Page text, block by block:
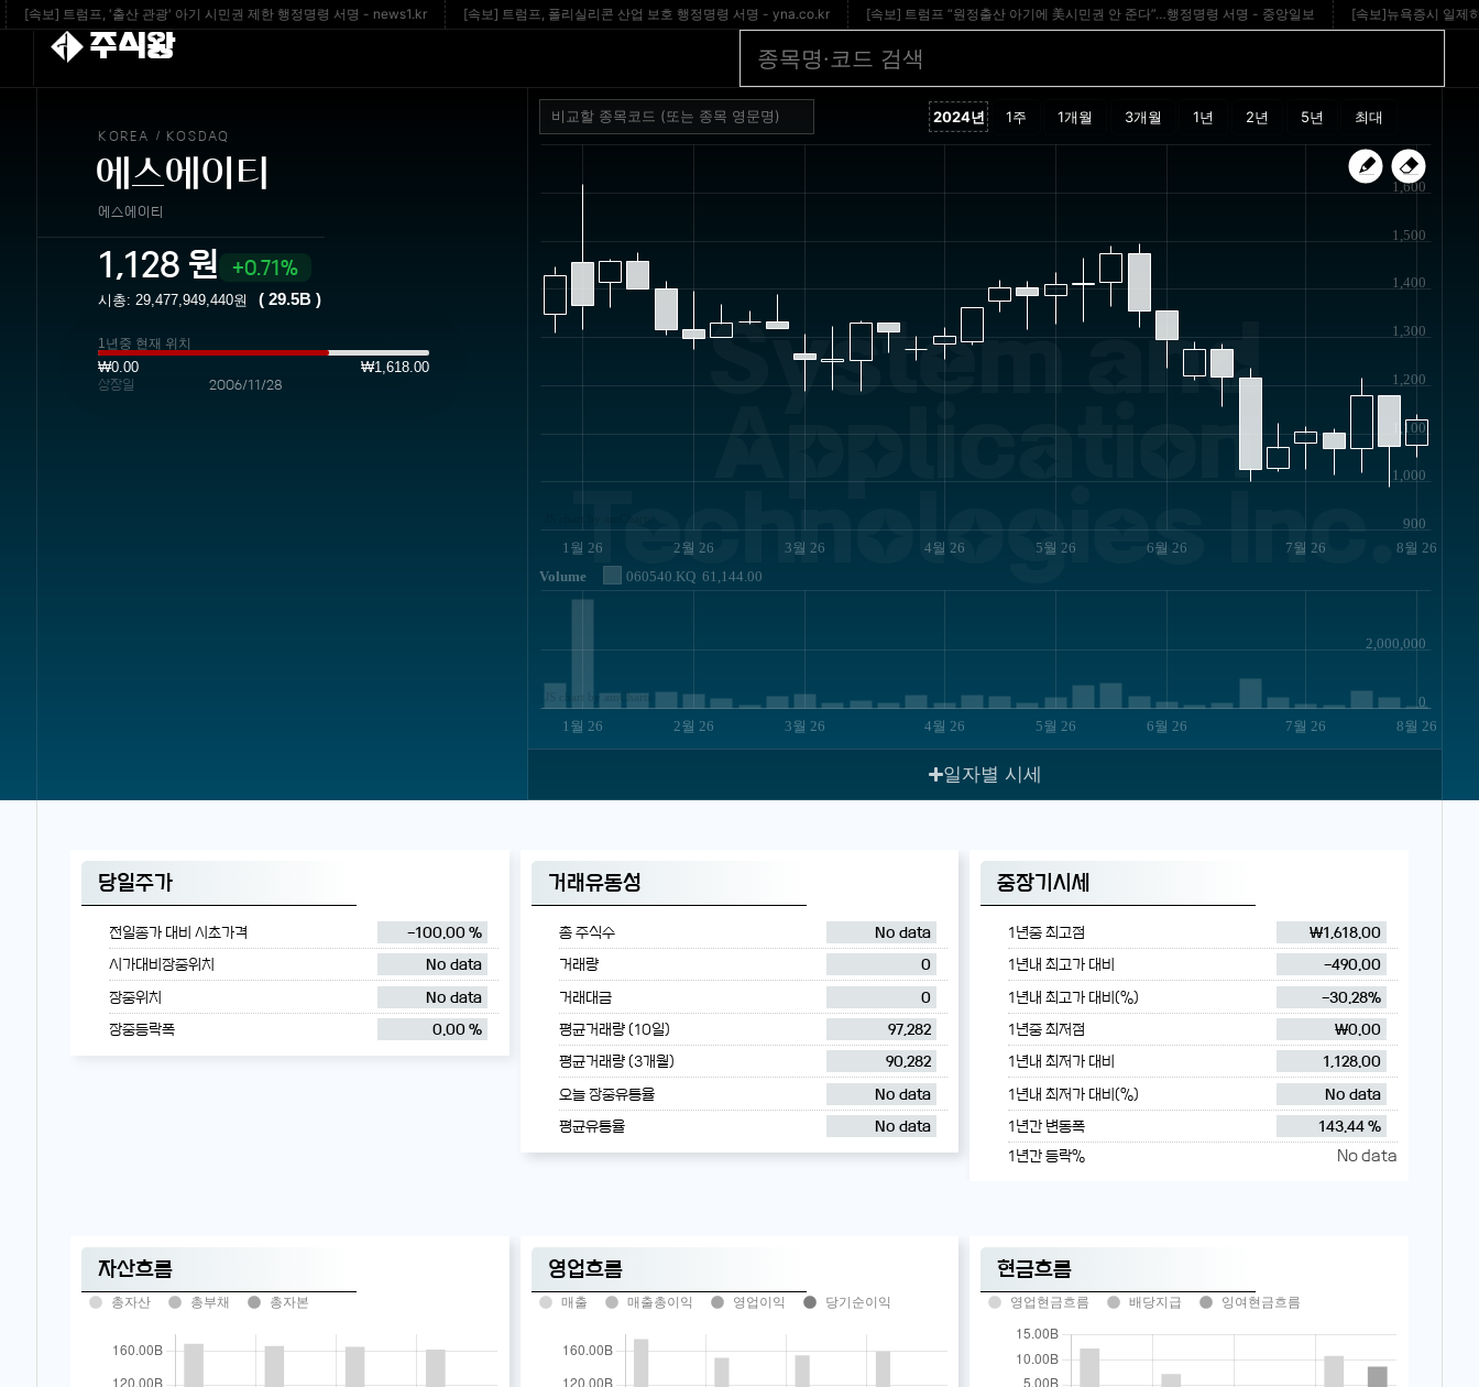
보] 트럼프, '출산 관광' 아기 시민권 제한 행정명령 서명 - news1.kr [속보] 트럼프, 폴리실리콘 산업 보호 행정명령 서명 - yna.co.kr [속보] 트럼프 “원정출산 아기에 美시민권 안 준다”…행정명령 서명 - 중앙일보 [속보]뉴욕증시 일제히 하
주식왕
KOREA / KOSDAQ
에스에이티
에스에이티
1,128 원 0.71%
시총: 29,477,949,440원 ( 29.5B )
1년중 현재 위치
₩0.00 ₩1,618.00
상장일 2006/11/28 System and
Application
Technologies Inc.
1월 26 2월 26 3월 26 4월 26 5월 26 6월 26 7월 26 8월 26
900
1,000
1,100
1,200
1,300
1,400
1,500
1,600
Volume 060540.KQ 61,144.00
1월 26 2월 26 3월 26 4월 26 5월 26 6월 26 7월 26 8월 26
0
2,000,000
JS chart by amCharts
일자별 시세
당일주가
전일종가 대비 시초가격
-100.00 %
시가대비장중위치
No data
장중위치
No data
장중등락폭
0.00 %
거래유동성
총 주식수
No data
거래량
0
거래대금
0
평균거래량 (10일)
97,282
평균거래량 (3개월)
90,282
오늘 장중유통율
No data
평균유통율
No data
중장기시세
1년중 최고점
₩1,618.00
1년내 최고가 대비
-490.00
1년내 최고가 대비(%)
-30.28%
1년중 최저점
₩0.00
1년내 최저가 대비
1,128.00
1년내 최저가 대비(%)
No data
1년간 변동폭
143.44 %
1년간 등락%
No data
자산흐름
총자산 총부채 총자본
영업흐름
매출 매출총이익 영업이익 당기순이익
현금흐름
영업현금흐름 배당지급 잉여현금흐름